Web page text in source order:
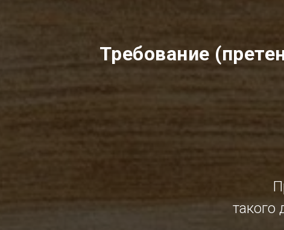
Требование
такого